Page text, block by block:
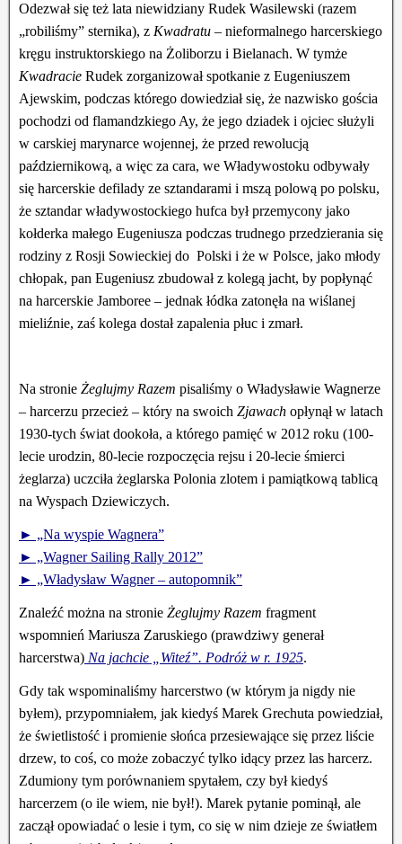
Odezwał się też lata niewidziany Rudek Wasilewski (razem
„robiliśmy” sternika), z Kwadratu – nieformalnego harcerskiego
kręgu instruktorskiego na Żoliborzu i Bielanach. W tymże
Kwadracie Rudek zorganizował spotkanie z Eugeniuszem
Ajewskim, podczas którego dowiedział się, że nazwisko gościa
pochodzi od flamandzkiego Ay, że jego dziadek i ojciec służyli
w carskiej marynarce wojennej, że przed rewolucją
październikową, a więc za cara, we Władywostoku odbywały
się harcerskie defilady ze sztandarami i mszą polową po polsku,
że sztandar władywostockiego hufca był przemycony jako
kołderka małego Eugeniusza podczas trudnego przedzierania się
rodziny z Rosji Sowieckiej do Polski i że w Polsce, jako młody
chłopak, pan Eugeniusz zbudował z kolegą jacht, by popłynąć
na harcerskie Jamboree – jednak łódka zatonęła na wiślanej
mieliźnie, zaś kolega dostał zapalenia płuc i zmarł.
Na stronie Żeglujmy Razem pisaliśmy o Władysławie Wagnerze
– harcerzu przecież – który na swoich Zjawach opłynął w latach
1930-tych świat dookoła, a którego pamięć w 2012 roku (100-
lecie urodzin, 80-lecie rozpoczęcia rejsu i 20-lecie śmierci
żeglarza) uczciła żeglarska Polonia zlotem i pamiątkową tablicą
na Wyspach Dziewiczych.
► „Na wyspie Wagnera”
► „Wagner Sailing Rally 2012”
► „Władysław Wagner – autopomnik”
Znaleźć można na stronie Żeglujmy Razem fragment
wspomnień Mariusza Zaruskiego (prawdziwy generał
harcerstwa) Na jachcie „Witeź”. Podróż w r. 1925.
Gdy tak wspominaliśmy harcerstwo (w którym ja nigdy nie
byłem), przypomniałem, jak kiedyś Marek Grechuta powiedział,
że świetlistość i promienie słońca przesiewające się przez liście
drzew, to coś, co może zobaczyć tylko idący przez las harcerz.
Zdumiony tym porównaniem spytałem, czy był kiedyś
harcerzem (o ile wiem, nie był!). Marek pytanie pominął, ale
zaczął opowiadać o lesie i tym, co się w nim dzieje ze światłem